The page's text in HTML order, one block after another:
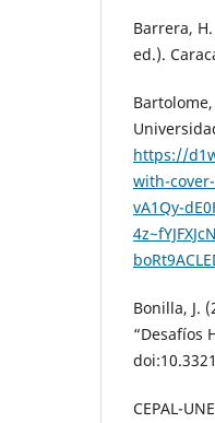
Barrera,
ed.).
https://
with-
vA1Qy-
Bonilla, J.
“Desafíos
CEPAL-